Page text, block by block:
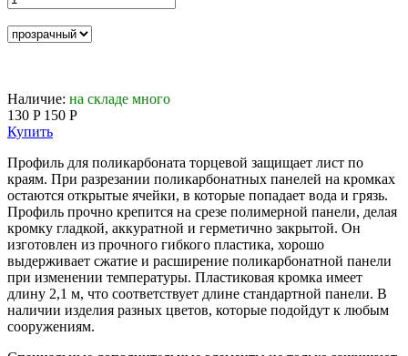
Наличие: на складе много
130 P 150 P
Купить
Профиль для поликарбоната торцевой защищает лист по
краям. При разрезании поликарбонатных панелей на кромках
остаются открытые ячейки, в которые попадает вода и грязь.
Профиль прочно крепится на срезе полимерной панели, делая
кромку гладкой, аккуратной и герметично закрытой. Он
изготовлен из прочного гибкого пластика, хорошо
выдерживает сжатие и расширение поликарбонатной панели
при изменении температуры. Пластиковая кромка имеет
длину 2,1 м, что соответствует длине стандартной панели. В
наличии изделия разных цветов, которые подойдут к любым
сооружениям.